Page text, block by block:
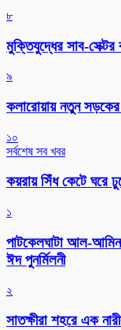
৮
মুক্তিযুদ্ধের সাব-সেক্টর
৯
কলারোয়ায় নতুন
১০
সর্বশেষ সব খবর
কয়রায় সিঁধ কেটে ঘরে
১
পাটকেলঘাটা আল-আমিন
ঈদ পুনর্মিলনী
২
সাতক্ষীরা শহরে এক